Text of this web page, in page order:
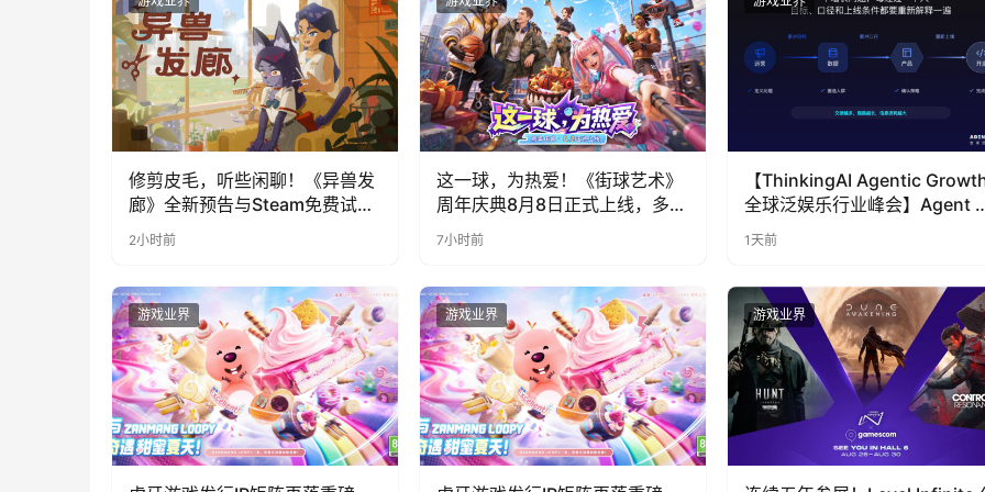
修剪皮毛，听些闲聊！《异兽发
廊》全新预告与Steam免费试玩
公开
2小时前
这一球，为热爱！《街球艺术》
周年庆典8月8日正式上线，多重
福利与全新内容同步开启
7小时前
【ThinkingAI Agentic
全球泛娱乐行业峰会】Agent
代，人到底负责什么
1天前
游戏业界 游戏业界 游戏业界